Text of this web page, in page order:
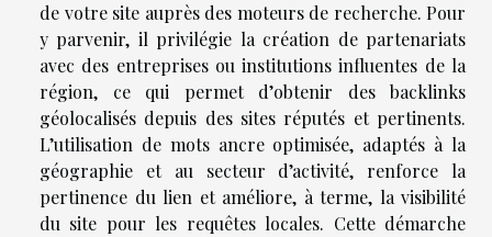
de votre site auprès des moteurs de recherche. Pour
y parvenir, il privilégie la création de partenariats
avec des entreprises ou institutions influentes de la
région, ce qui permet d’obtenir des backlinks
géolocalisés depuis des sites réputés et pertinents.
L’utilisation de mots ancre optimisée, adaptés à la
géographie et au secteur d’activité, renforce la
pertinence du lien et améliore, à terme, la visibilité
du site pour les requêtes locales. Cette démarche